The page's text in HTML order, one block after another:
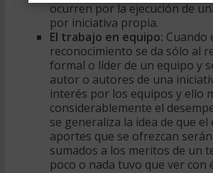
ocurren por la ejecución de
por iniciativa propia.
El trabajo en equipo: Cuando
reconocimiento se da sólo al
formal o líder de un equipo y
autor o autores de una
interés por los equipos y ello
considerablemente el
se generaliza la idea de que
aportes que se ofrezcan
sumados a los meritos de un
poco o nada tuvo que ver con